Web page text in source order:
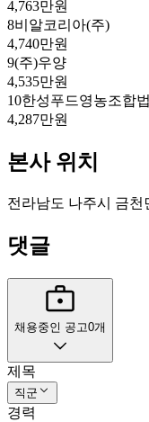
4,763만원
8비알코리아(주)
4,740만원
9(주)우양
4,535만원
10한성푸드영농조합
4,287만원
본사 위치
전라남도 나주시 금천
댓글
채용중인 공고0개
제목
직군
경력